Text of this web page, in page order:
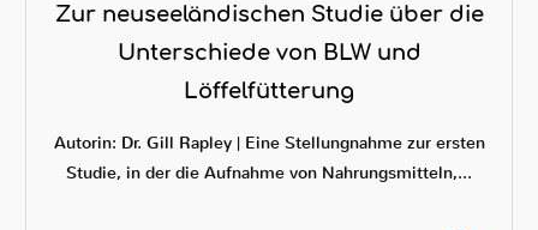
Zur neuseeländischen Studie über die
Unterschiede von BLW und
Löffelfütterung
Autorin: Dr. Gill Rapley | Eine Stellungnahme zur ersten
Studie, in der die Aufnahme von Nahrungsmitteln,...